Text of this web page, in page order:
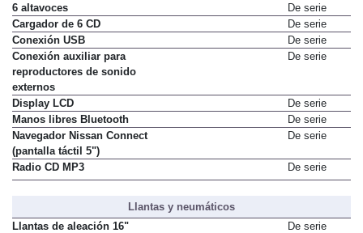
6 altavoces
De serie
Cargador de 6 CD
De serie
Conexión USB
De serie
Conexión auxiliar para
reproductores de sonido
externos
De serie
Display LCD
De serie
Manos libres Bluetooth
De serie
Navegador Nissan Connect
(pantalla táctil 5")
De serie
Radio CD MP3 De serie
Llantas y neumáticos
Llantas de aleación 16"
De serie